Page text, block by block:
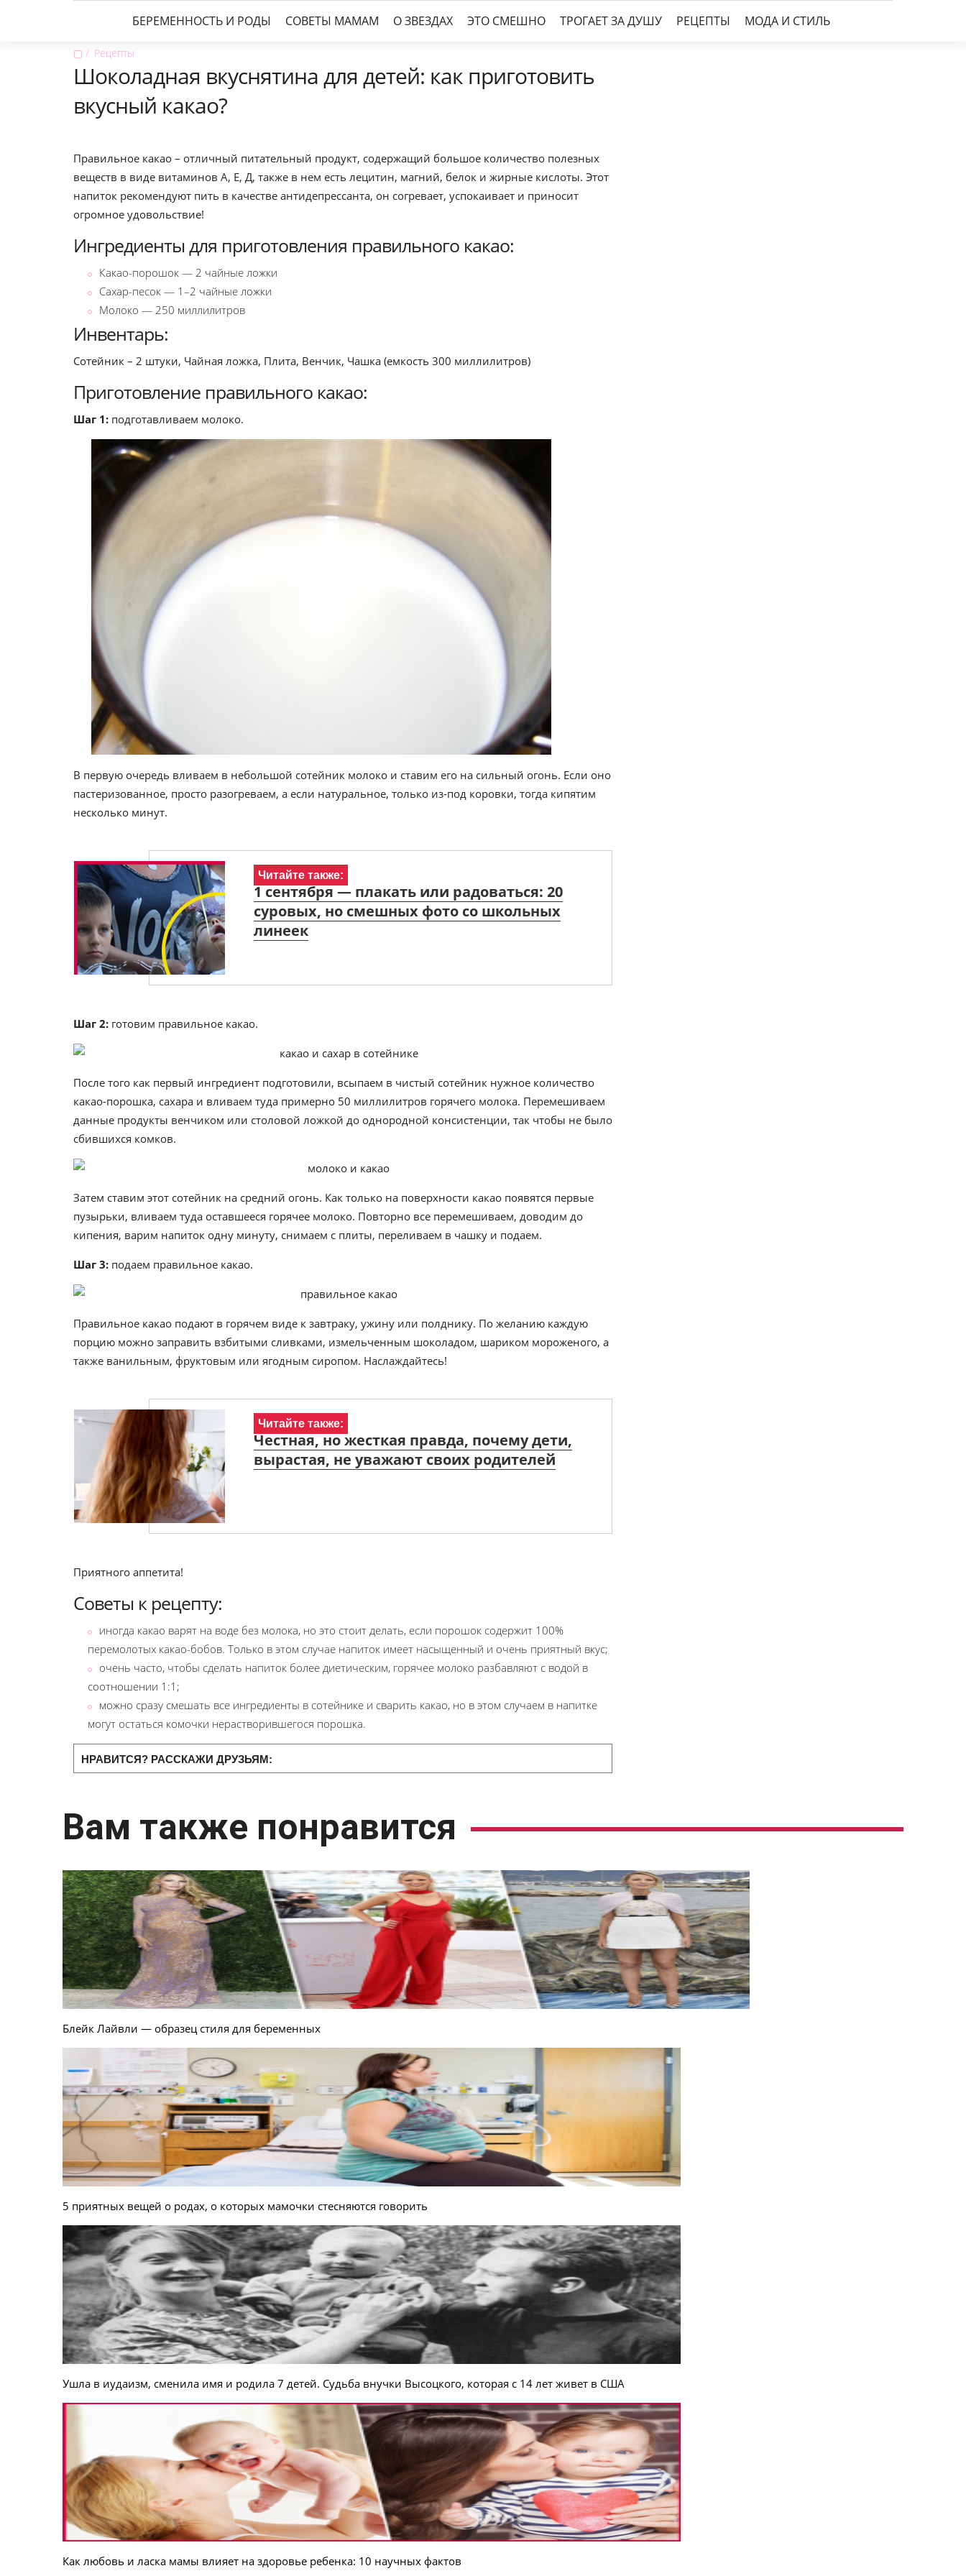
БЕРЕМЕННОСТЬ И РОДЫ СОВЕТЫ МАМАМ О ЗВЕЗДАХ ЭТО СМЕШНО ТРОГАЕТ ЗА ДУШУ РЕЦЕПТЫ МОДА И СТИЛЬ
▢ Рецепты
Шоколадная вкуснятина для детей: как приготовить
вкусный какао?
Правильное какао – отличный питательный продукт, содержащий большое количество полезных
веществ в виде витаминов А, Е, Д, также в нем есть лецитин, магний, белок и жирные кислоты. Этот
напиток рекомендуют пить в качестве антидепрессанта, он согревает, успокаивает и приносит
огромное удовольствие!
Ингредиенты для приготовления правильного какао:
Какао-порошок — 2 чайные ложки
Сахар-песок — 1–2 чайные ложки
Молоко — 250 миллилитров
Инвентарь:
Сотейник – 2 штуки, Чайная ложка, Плита, Венчик, Чашка (емкость 300 миллилитров)
Приготовление правильного какао:
Шаг 1: подготавливаем молоко.
В первую очередь вливаем в небольшой сотейник молоко и ставим его на сильный огонь. Если оно
пастеризованное, просто разогреваем, а если натуральное, только из-под коровки, тогда кипятим
несколько минут.
Читайте также:
1 сентября — плакать или радоваться: 20
суровых, но смешных фото со школьных
линеек
Шаг 2: готовим правильное какао.
После того как первый ингредиент подготовили, всыпаем в чистый сотейник нужное количество
какао-порошка, сахара и вливаем туда примерно 50 миллилитров горячего молока. Перемешиваем
данные продукты венчиком или столовой ложкой до однородной консистенции, так чтобы не было
сбившихся комков.
Затем ставим этот сотейник на средний огонь. Как только на поверхности какао появятся первые
пузырьки, вливаем туда оставшееся горячее молоко. Повторно все перемешиваем, доводим до
кипения, варим напиток одну минуту, снимаем с плиты, переливаем в чашку и подаем.
Шаг 3: подаем правильное какао.
Правильное какао подают в горячем виде к завтраку, ужину или полднику. По желанию каждую
порцию можно заправить взбитыми сливками, измельченным шоколадом, шариком мороженого, а
также ванильным, фруктовым или ягодным сиропом. Наслаждайтесь!
Читайте также:
Честная, но жесткая правда, почему дети,
вырастая, не уважают своих родителей
Приятного аппетита!
Советы к рецепту:
иногда какао варят на воде без молока, но это стоит делать, если порошок содержит 100%
перемолотых какао-бобов. Только в этом случае напиток имеет насыщенный и очень приятный вкус;
очень часто, чтобы сделать напиток более диетическим, горячее молоко разбавляют с водой в
соотношении 1:1;
можно сразу смешать все ингредиенты в сотейнике и сварить какао, но в этом случаем в напитке
могут остаться комочки нерастворившегося порошка.
НРАВИТСЯ? РАССКАЖИ ДРУЗЬЯМ:
Вам также понравится
Блейк Лайвли — образец стиля для беременных
5 приятных вещей о родах, о которых мамочки стесняются говорить
Ушла в иудаизм, сменила имя и родила 7 детей. Судьба внучки Высоцкого, которая с 14 лет живет в США
Как любовь и ласка мамы влияет на здоровье ребенка: 10 научных фактов